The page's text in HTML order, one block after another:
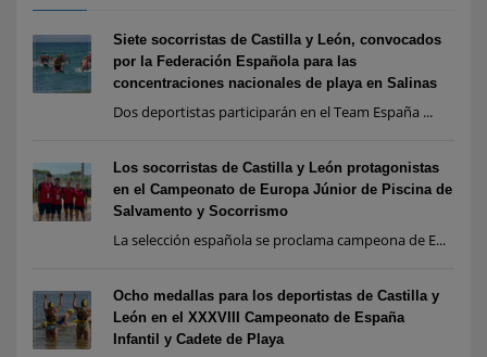
Siete socorristas de Castilla y León, convocados
por la Federación Española para las
concentraciones nacionales de playa en Salinas
Dos deportistas participarán en el Team España ...
Los socorristas de Castilla y León protagonistas
en el Campeonato de Europa Júnior de Piscina de
Salvamento y Socorrismo
La selección española se proclama campeona de E...
Ocho medallas para los deportistas de Castilla y
León en el XXXVIII Campeonato de España
Infantil y Cadete de Playa